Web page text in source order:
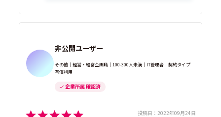
非公開ユーザー
その他｜経営・経営企画職｜100-300人未満｜IT管理者｜契約タイプ
有償利用
企業所属 確認済
投稿日： 2022年09月24日